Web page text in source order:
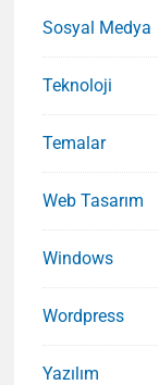
Sosyal Medya
Teknoloji
Temalar
Web Tasarım
Windows
Wordpress
Yazılım